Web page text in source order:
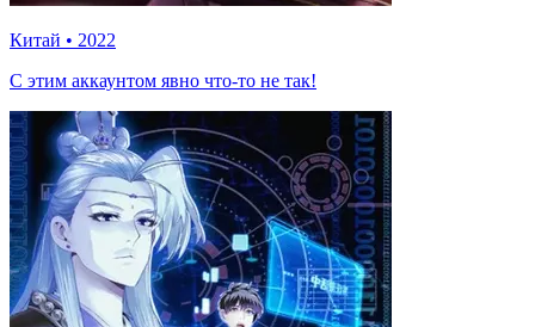
Китай • 2022
C этим аккаунтом явно что-то не так!